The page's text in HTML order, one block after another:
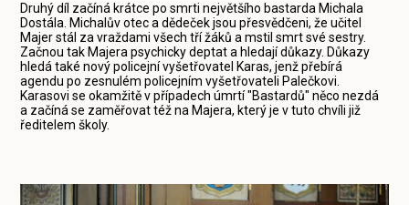
Druhý díl začíná krátce po smrti největšího bastarda Michala
Dostála. Michalův otec a dědeček jsou přesvědčeni, že učitel
Majer stál za vraždami všech tří žáků a mstil smrt své sestry.
Začnou tak Majera psychicky deptat a hledají důkazy. Důkazy
hledá také nový policejní vyšetřovatel Karas, jenž přebírá
agendu po zesnulém policejním vyšetřovateli Palečkovi.
Karasovi se okamžitě v případech úmrtí "Bastardů" něco nezdá
a začíná se zaměřovat též na Majera, který je v tuto chvíli již
ředitelem školy.